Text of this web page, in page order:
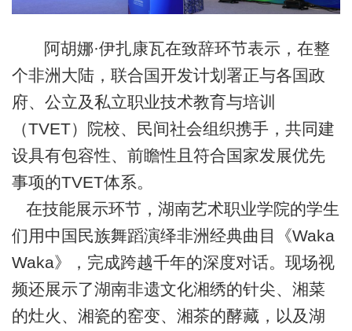
阿胡娜·伊扎康瓦在致辞环节表示，在整
个非洲大陆，联合国开发计划署正与各国政
府、公立及私立职业技术教育与培训
（TVET）院校、民间社会组织携手，共同建
设具有包容性、前瞻性且符合国家发展优先
事项的TVET体系。
在技能展示环节，湖南艺术职业学院的学生
们用中国民族舞蹈演绎非洲经典曲目《Waka
Waka》，完成跨越千年的深度对话。现场视
频还展示了湖南非遗文化湘绣的针尖、湘菜
的灶火、湘瓷的窑变、湘茶的酵藏，以及湖